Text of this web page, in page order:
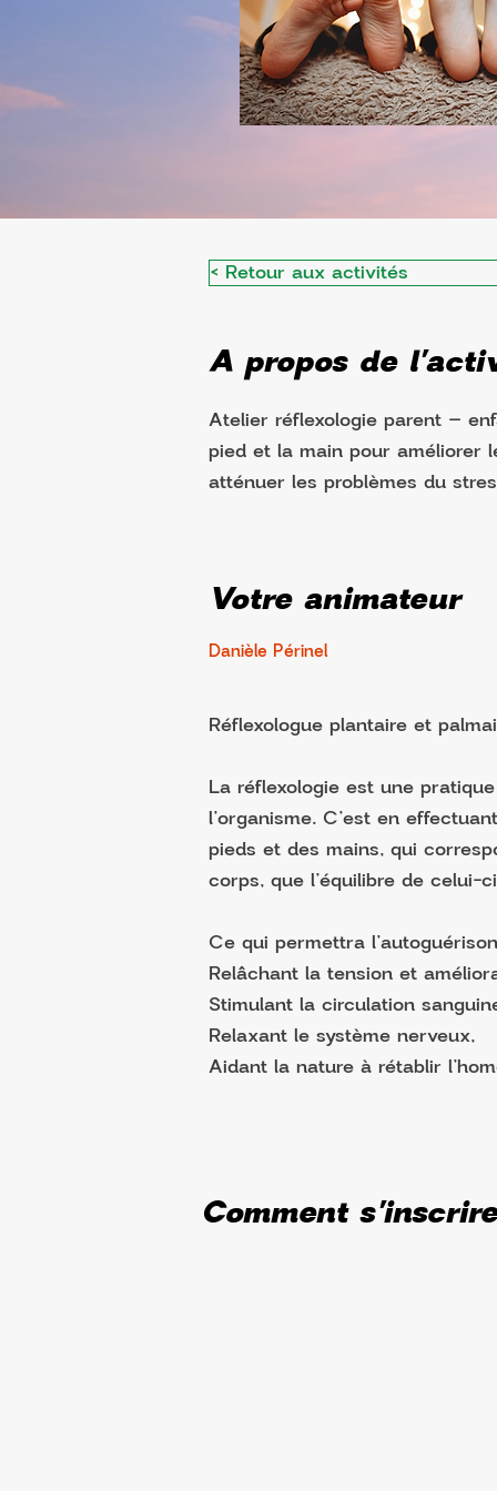
< Retour aux activités
A propos de
Atelier réflexologie parent –
pied et la main pour améliorer
atténuer les problèmes du
Votre animateur
Danièle Périnel
Réflexologue plantaire et
La réflexologie est une
l’organisme. C’est en
pieds et des mains, qui
corps, que l’équilibre de celui-
Ce qui permettra
Relâchant la tension et
Stimulant la circulation
Relaxant le système nerveux,
Aidant la nature à rétablir
Comment